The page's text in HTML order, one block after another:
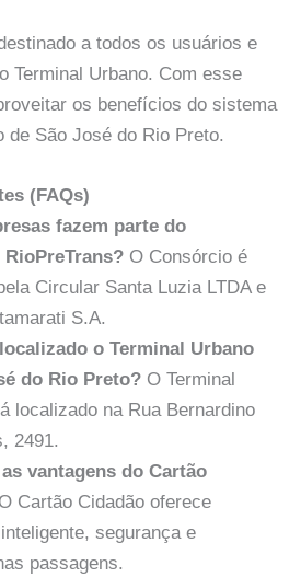
a todos os usuários e
Terminal Urbano. Com esse
os benefícios do sistema
de São José do Rio Preto.
(FAQs)
fazem parte do
O Consórcio é
Circular Santa Luzia LTDA e
S.A.
o Terminal Urbano
do Rio Preto? O Terminal
localizado na Rua Bernardino
2491.
vantagens do Cartão
O Cartão Cidadão oferece
segurança e
passagens.